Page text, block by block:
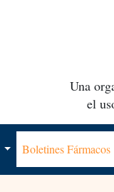
Una
el
Boletines Fármacos